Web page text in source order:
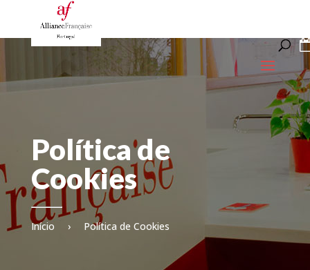
Política de
Cookies
Início › Política de Cookies